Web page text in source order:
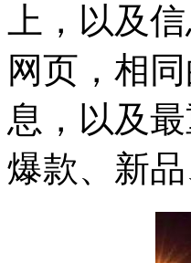
上，以及
网页，相
息，以及
爆款、新